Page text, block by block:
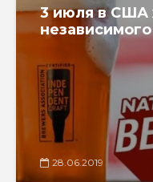
3 июля в США
28.06.2019